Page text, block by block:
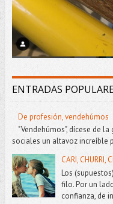
ENTRADAS
De profesión, vendehúmos
"Vendehúmos", dícese de
sociales un altavoz increíble
CARI, CHURRI,
Los
filo. Por un
confianza, de